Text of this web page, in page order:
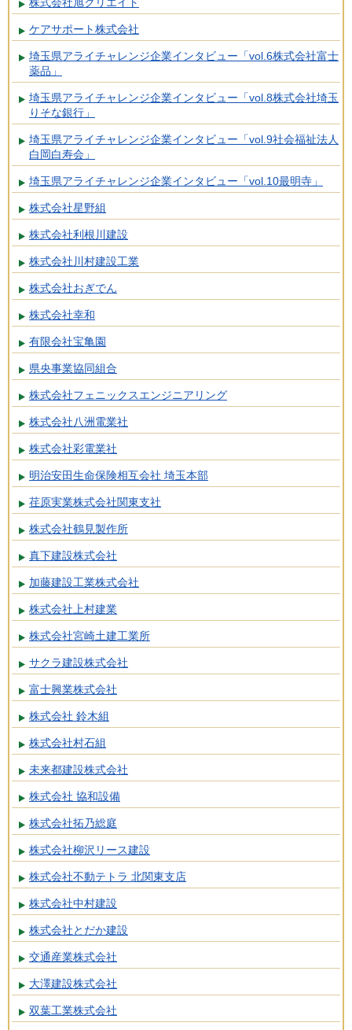
株式会社旭クリエイト
ケアサポート株式会社
埼玉県アライチャレンジ企業インタビュー「vol.6株式会社富士
薬品」
埼玉県アライチャレンジ企業インタビュー「vol.8株式会社埼玉
りそな銀行」
埼玉県アライチャレンジ企業インタビュー「vol.9社会福祉法人
白岡白寿会」
埼玉県アライチャレンジ企業インタビュー「vol.10最明寺」
株式会社星野組
株式会社利根川建設
株式会社川村建設工業
株式会社おぎでん
株式会社幸和
有限会社宝亀園
県央事業協同組合
株式会社フェニックスエンジニアリング
株式会社八洲電業社
株式会社彩電業社
明治安田生命保険相互会社 埼玉本部
荏原実業株式会社関東支社
株式会社鶴見製作所
真下建設株式会社
加藤建設工業株式会社
株式会社上村建業
株式会社宮崎土建工業所
サクラ建設株式会社
富士興業株式会社
株式会社 鈴木組
株式会社村石組
未来都建設株式会社
株式会社 協和設備
株式会社拓乃総庭
株式会社柳沢リース建設
株式会社不動テトラ 北関東支店
株式会社中村建設
株式会社とだか建設
交通産業株式会社
大澤建設株式会社
双葉工業株式会社